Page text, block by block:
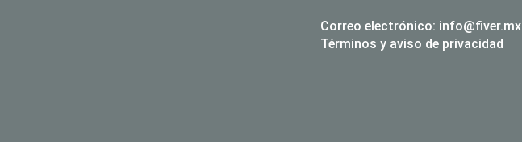
Correo electrónico: info@fiver.mx
Términos y aviso de privacidad